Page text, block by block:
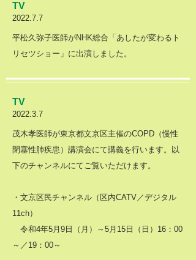
TV
2022.7.7
​平松久弥子医師がNHK総合「あしたが変わるト
リセツショー」に出演しました。
TV
2022.3.7
茂木孝医師が東京都文京区主催のCOPD（慢性
閉塞性肺疾患）講演会にて講義を行います。以
下のチャンネルにてご覧いただけます。
・文京区民チャンネル（区内CATV／デジタル
11ch）
令和4年5月9日（月）～5月15日（日）16：00
～／19：00～